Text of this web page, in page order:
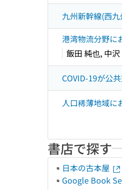
九州新幹線(西
港湾物流分野に
飯田 純也, 中
COVID-19が公
人口稀薄地域に
書店で探す
日本の古本屋
Google Book